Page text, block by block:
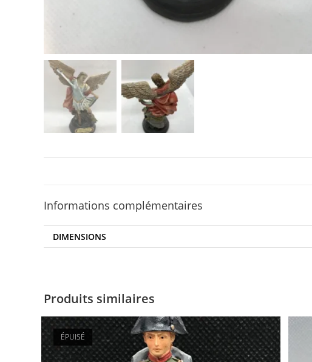
Informations complémentaires
DIMENSIONS
Produits similaires
ÉPUISÉ